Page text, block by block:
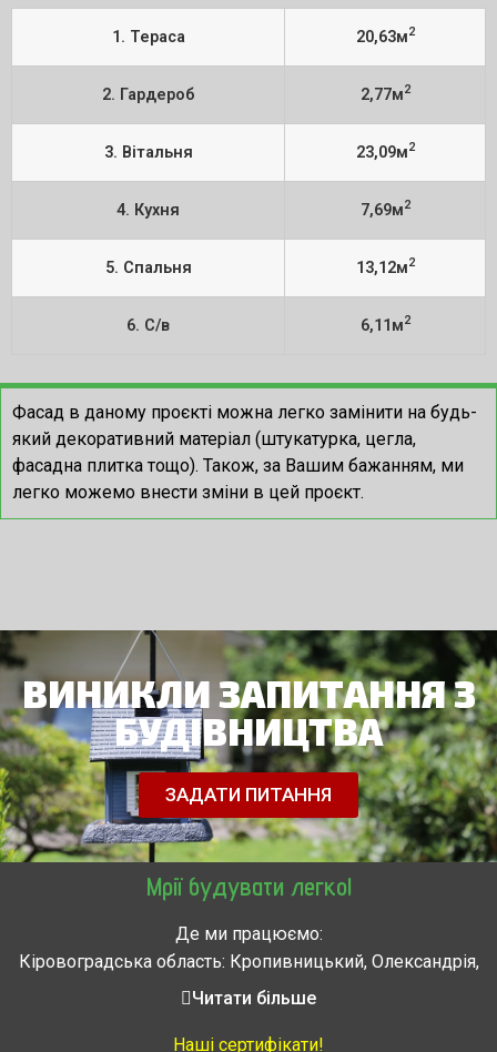
1. Тераса 20,63м2
2. Гардероб 2,77м2
3. Вітальня 23,09м2
4. Кухня 7,69м2
5. Спальня 13,12м2
6. С/в 6,11м2
Фасад в даному проєкті можна легко замінити на будь-
який декоративний матеріал (штукатурка, цегла,
фасадна плитка тощо). Також, за Вашим бажанням, ми
легко можемо внести зміни в цей проєкт.
ВИНИКЛИ ЗАПИТАННЯ З
БУДІВНИЦТВА
ЗАДАТИ ПИТАННЯ
Мрії будувати легко!
Де ми працюємо:
Кіровоградська область: Кропивницький, Олександрія,
Знам’янка, Долинська, Новоархангельськ, Світловодськ
Звенигородка, Золотоноша, Каменка, Канев, Корсунь-
Читати більше
Наші сертифікати!